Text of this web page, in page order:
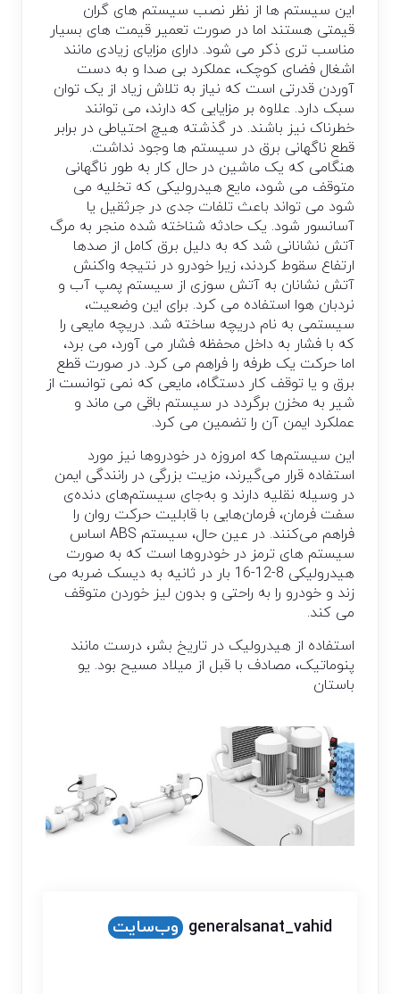
این سیستم ها از نظر نصب سیستم های گران
قیمتی هستند اما در صورت تعمیر قیمت های بسیار
مناسب تری ذکر می شود. دارای مزایای زیادی مانند
اشغال فضای کوچک، عملکرد بی صدا و به دست
آوردن قدرتی است که نیاز به تلاش زیاد از یک توان
سبک دارد. علاوه بر مزایایی که دارند، می توانند
خطرناک نیز باشند. در گذشته هیچ احتیاطی در برابر
قطع ناگهانی برق در سیستم ها وجود نداشت.
هنگامی که یک ماشین در حال کار به طور ناگهانی
متوقف می شود، مایع هیدرولیکی که تخلیه می
شود می تواند باعث تلفات جدی در جرثقیل یا
آسانسور شود. یک حادثه شناخته شده منجر به مرگ
آتش نشانانی شد که به دلیل برق کامل از صدها
ارتفاع سقوط کردند، زیرا خودرو در نتیجه واکنش
آتش نشانان به آتش سوزی از سیستم پمپ آب و
نردبان هوا استفاده می کرد. برای این وضعیت،
سیستمی به نام دریچه ساخته شد. دریچه مایعی را
که با فشار به داخل محفظه فشار می آورد، می برد،
اما حرکت یک طرفه را فراهم می کرد. در صورت قطع
برق و یا توقف کار دستگاه، مایعی که نمی توانست از
شیر به مخزن برگردد در سیستم باقی می ماند و
عملکرد ایمن آن را تضمین می کرد.
این سیستم‌ها که امروزه در خودروها نیز مورد
استفاده قرار می‌گیرند، مزیت بزرگی در رانندگی ایمن
در وسیله نقلیه دارند و به‌جای سیستم‌های دنده‌ی
سفت فرمان، فرمان‌هایی با قابلیت حرکت روان را
فراهم می‌کنند. در عین حال، سیستم ABS اساس
سیستم های ترمز در خودروها است که به صورت
هیدرولیکی 8-12-16 بار در ثانیه به دیسک ضربه می
زند و خودرو را به راحتی و بدون لیز خوردن متوقف
می کند.
استفاده از هیدرولیک در تاریخ بشر، درست مانند
پنوماتیک، مصادف با قبل از میلاد مسیح بود. یو
باستان
generalsanat_vahid وب‌سایت